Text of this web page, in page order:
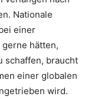
Nationale
einer
hätten,
schaffen, braucht
einer globalen
wird.